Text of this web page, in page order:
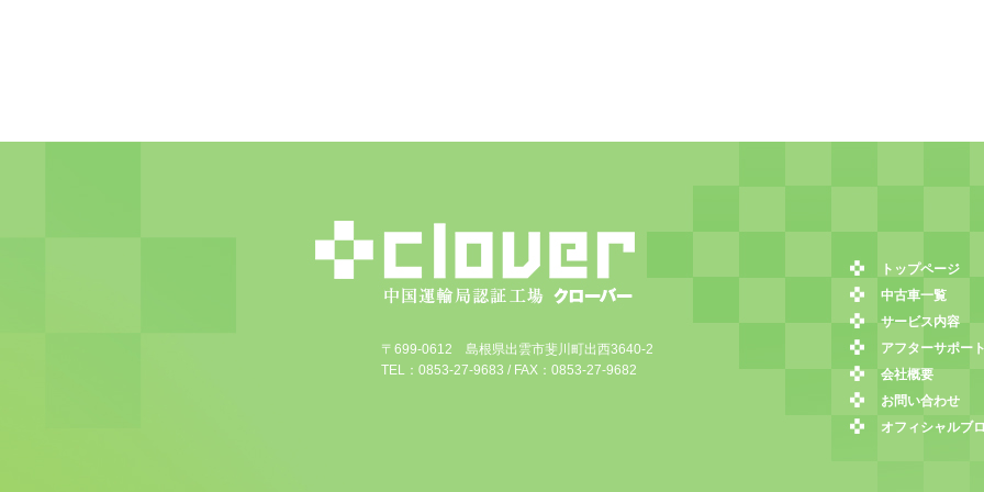
トップページ
中古車一覧
サービス内容
アフターサポー
会社概要
お問い合わせ
オフィシャルブ
〒699-0612 島根県出雲市斐川町出西3640-2
TEL：0853-27-9683 / FAX：0853-27-9682